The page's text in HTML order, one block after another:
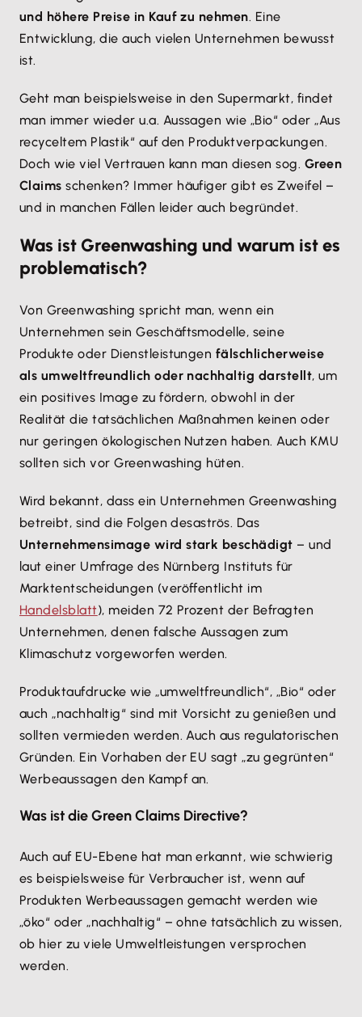
und höhere Preise in Kauf zu nehmen. Eine
Entwicklung, die auch vielen Unternehmen bewusst
ist.
Geht man beispielsweise in den Supermarkt, findet
man immer wieder u.a. Aussagen wie „Bio“ oder „Aus
recyceltem Plastik“ auf den Produktverpackungen.
Doch wie viel Vertrauen kann man diesen sog. Green
Claims schenken? Immer häufiger gibt es Zweifel –
und in manchen Fällen leider auch begründet.
Was ist Greenwashing und warum ist es
problematisch?
Von Greenwashing spricht man, wenn ein
Unternehmen sein Geschäftsmodelle, seine
Produkte oder Dienstleistungen fälschlicherweise
als umweltfreundlich oder nachhaltig darstellt, um
ein positives Image zu fördern, obwohl in der
Realität die tatsächlichen Maßnahmen keinen oder
nur geringen ökologischen Nutzen haben. Auch KMU
sollten sich vor Greenwashing hüten.
Wird bekannt, dass ein Unternehmen Greenwashing
betreibt, sind die Folgen desaströs. Das
Unternehmensimage wird stark beschädigt – und
laut einer Umfrage des Nürnberg Instituts für
Marktentscheidungen (veröffentlicht im
Handelsblatt), meiden 72 Prozent der Befragten
Unternehmen, denen falsche Aussagen zum
Klimaschutz vorgeworfen werden.
Produktaufdrucke wie „umweltfreundlich“, „Bio“ oder
auch „nachhaltig“ sind mit Vorsicht zu genießen und
sollten vermieden werden. Auch aus regulatorischen
Gründen. Ein Vorhaben der EU sagt „zu gegrünten“
Werbeaussagen den Kampf an.
Was ist die Green Claims Directive?
Auch auf EU-Ebene hat man erkannt, wie schwierig
es beispielsweise für Verbraucher ist, wenn auf
Produkten Werbeaussagen gemacht werden wie
„öko“ oder „nachhaltig“ – ohne tatsächlich zu wissen,
ob hier zu viele Umweltleistungen versprochen
werden.